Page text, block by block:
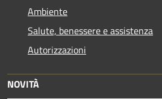
Ambiente
Salute, benessere e assistenza
Autorizzazioni
NOVITÀ